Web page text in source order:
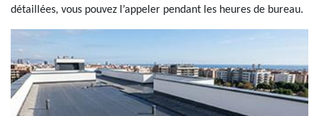
détaillées, vous pouvez l’appeler pendant les heures de bureau.